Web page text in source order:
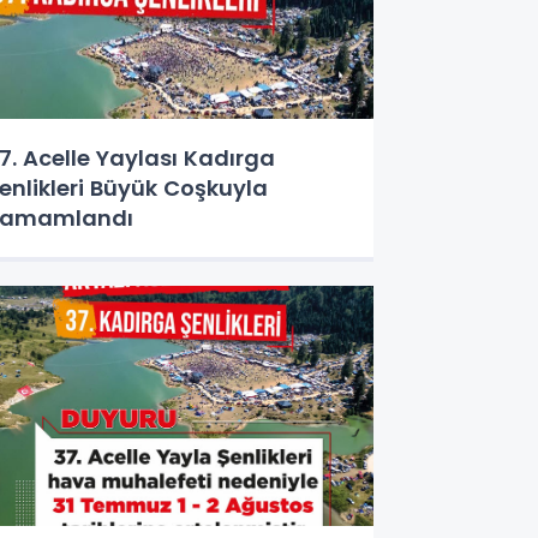
Acelle Yaylası Kadırga
Büyük Coşkuyla